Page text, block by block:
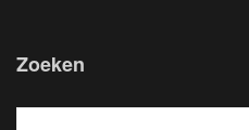
Zoeken